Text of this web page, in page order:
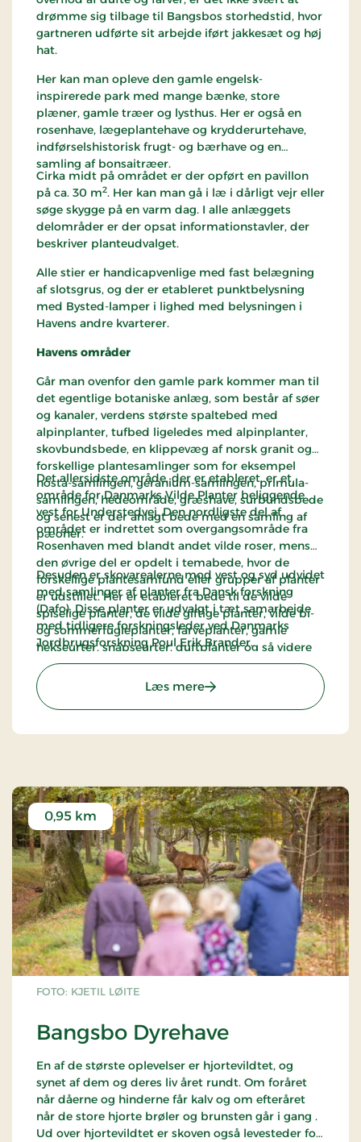
drømme sig tilbage til Bangsbos storhedstid, hvor
gartneren udførte sit arbejde iført jakkesæt og høj
hat.
Her kan man opleve den gamle engelsk-
inspirerede park med mange bænke, store
plæner, gamle træer og lysthus. Her er også en
rosenhave, lægeplantehave og krydderurtehave,
indførselshistorisk frugt- og bærhave og en
samling af bonsaitræer.
Cirka midt på området er der opført en pavillon
på ca. 30 m2. Her kan man gå i læ i dårligt vejr eller
søge skygge på en varm dag. I alle anlæggets
delområder er der opsat informationstavler, der
beskriver planteudvalget.
Alle stier er handicapvenlige med fast belægning
af slotsgrus, og der er etableret punktbelysning
med Bysted-lamper i lighed med belysningen i
Havens andre kvarterer.
Havens områder
Går man ovenfor den gamle park kommer man til
det egentlige botaniske anlæg, som består af søer
og kanaler, verdens største spaltebed med
alpinplanter, tufbed ligeledes med alpinplanter,
skovbundsbede, en klippevæg af norsk granit og
forskellige plantesamlinger som for eksempel
hosta-samlingen, geranium-samlingen, primula-
samlingen, hedeområde, græshave, surbundsbede
og senest er der anlagt bede med en samling af
pæoner.
Det allersidste område, der er etableret, er et
område for Danmarks Vilde Planter beliggende
vest for Understedvej. Den nordligste del af
området er indrettet som overgangsområde fra
Rosenhaven med blandt andet vilde roser, mens
den øvrige del er opdelt i temabede, hvor de
forskellige plantesamfund eller grupper af planter
er udstillet. Her er etableret bede til de vilde
spiselige planter, de vilde giftige planter, vilde bi-
og sommerfugleplanter, farveplanter, gamle
hekseurter, snapseurter, duftplanter og så videre
ligesom, der i den sydlige del er etableret en 1.200
m
stor blomstermark.
Desuden er skovarealerne mod vest og syd udvidet
med samlinger af planter fra Dansk forskning
(Dafo). Disse planter er udvalgt i tæt samarbejde
med tidligere forskningsleder ved Danmarks
Jordbrugsforskning Poul Erik Brander.
Læs mere: Bangsbo Botaniske Have
FOTO: KJETIL LØITE
Bangsbo Dyrehave
0,95 km
En af de største oplevelser er hjortevildtet, og
synet af dem og deres liv året rundt. Om foråret
når dåerne og hinderne får kalv og om efteråret
når de store hjorte brøler og brunsten går i gang .
Ud over hjortevildtet er skoven også levesteder for